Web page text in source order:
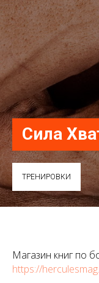
Сила
ТРЕНИРОВКИ
Магазин книг по
https://